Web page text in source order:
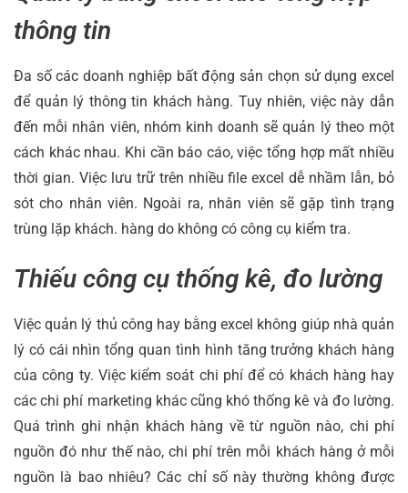
thông tin
Đa số các doanh nghiệp bất động sản chọn sử dụng excel
để quản lý thông tin khách hàng. Tuy nhiên, việc này dẫn
đến mỗi nhân viên, nhóm kinh doanh sẽ quản lý theo một
cách khác nhau. Khi cần báo cáo, việc tổng hợp mất nhiều
thời gian. Việc lưu trữ trên nhiều file excel dễ nhầm lẫn, bỏ
sót cho nhân viên. Ngoài ra, nhân viên sẽ gặp tình trạng
trùng lặp khách. hàng do không có công cụ kiểm tra.
Thiếu công cụ thống kê, đo lường
Việc quản lý thủ công hay bằng excel không giúp nhà quản
lý có cái nhìn tổng quan tình hình tăng trưởng khách hàng
của công ty. Việc kiểm soát chi phí để có khách hàng hay
các chi phí marketing khác cũng khó thống kê và đo lường.
Quá trình ghi nhận khách hàng về từ nguồn nào, chi phí
nguồn đó như thế nào, chi phí trên mỗi khách hàng ở mỗi
nguồn là bao nhiêu? Các chỉ số này thường không được